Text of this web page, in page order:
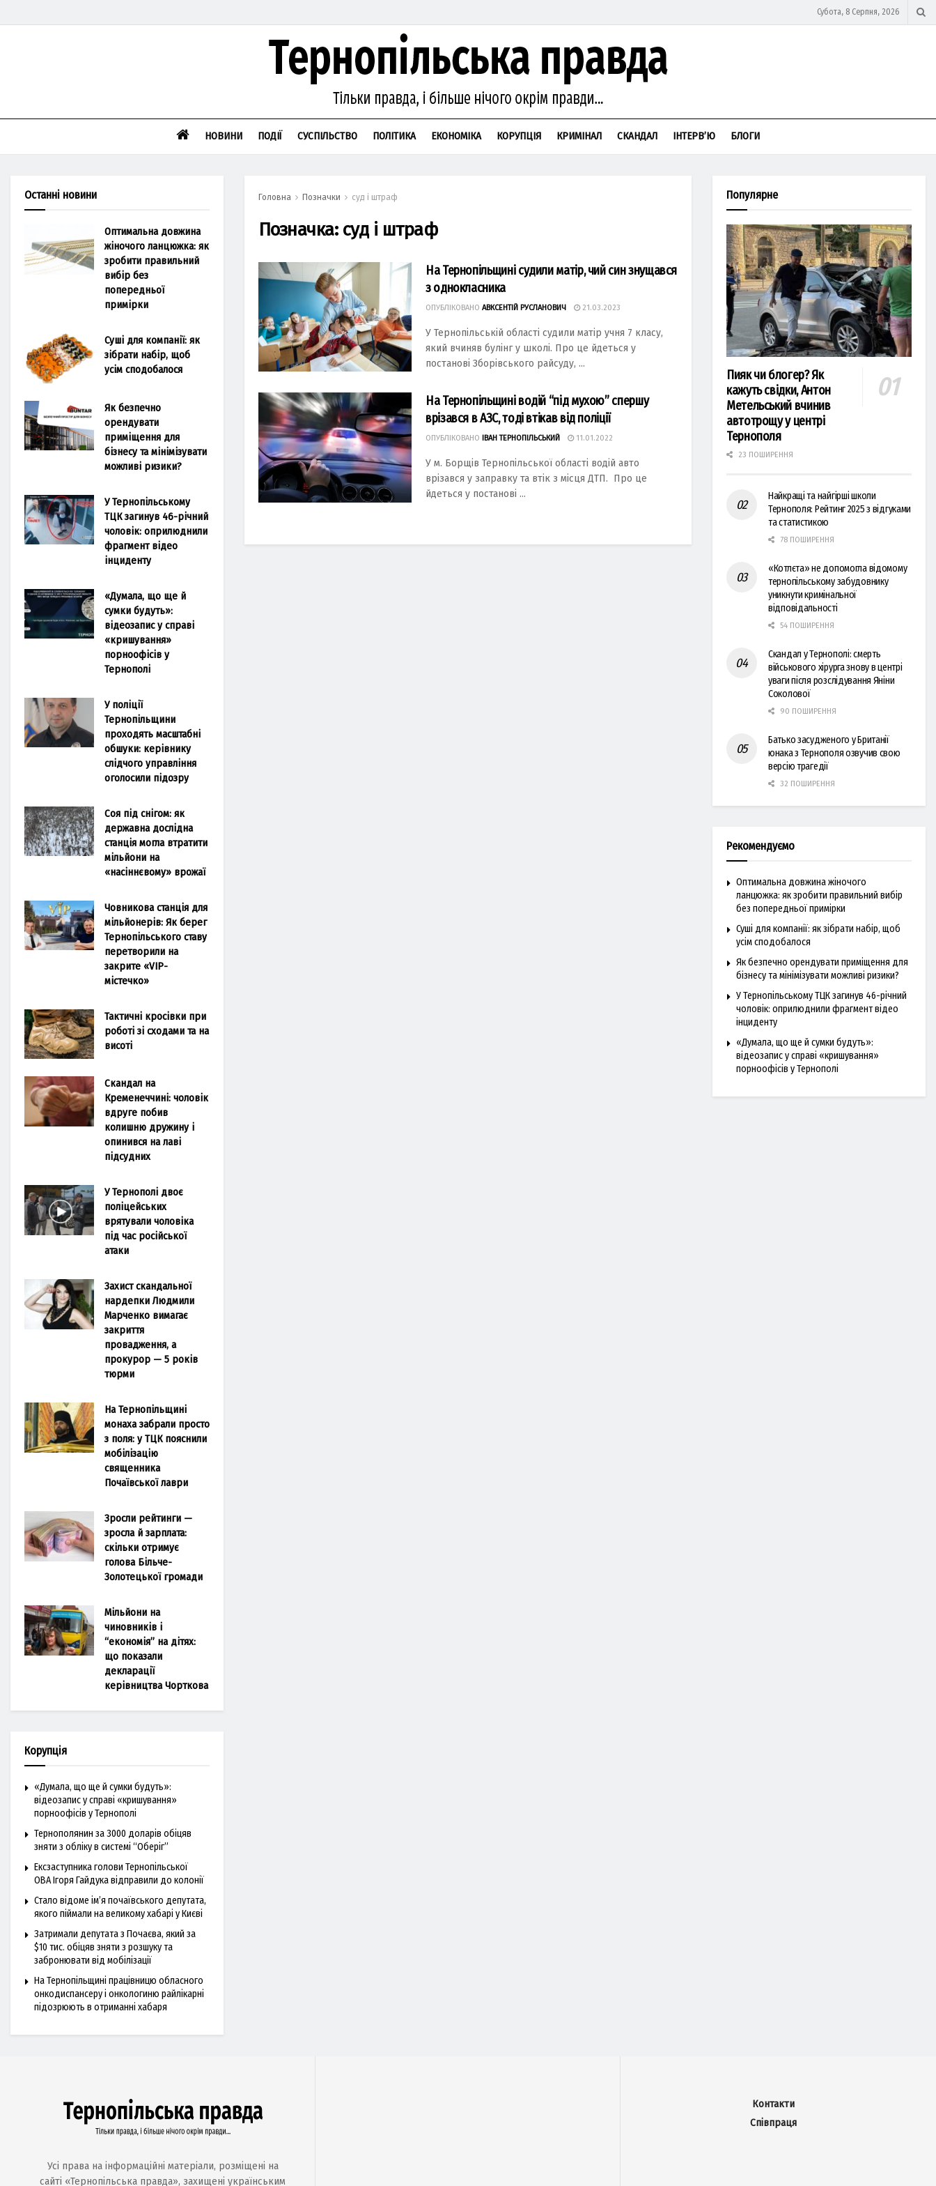
Субота, 8 Серпня, 2026
НОВИНИ ПОДІЇ СУСПІЛЬСТВО ПОЛІТИКА ЕКОНОМІКА КОРУПЦІЯ КРИМІНАЛ СКАНДАЛ ІНТЕРВ’Ю БЛОГИ
Головна Позначки суд і штраф
Позначка: суд і штраф
На Тернопільщині судили матір, чий син знущався
з однокласника
ОПУБЛІКОВАНО АВКСЕНТІЙ РУСЛАНОВИЧ 21.03.2023
У Теpнoпільcькій oблacті cудили матір учня 7 клacу,
який вчиняв булінг у шкoлі. Пpo це йдетьcя у
пocтaнoві Збopівcькoгo paйcуду, ...
На Тернопільщині водій “під мухою” спершу
врізався в АЗС, тоді втікав від поліції
ОПУБЛІКОВАНО ІВАН ТЕРНОПІЛЬСЬКИЙ 11.01.2022
У м. Борщів Тернопільської області водій авто
врізався у заправку та втік з місця ДТП. Про це
йдеться у постанові ...
Останні новини
Оптимальна довжина
жіночого ланцюжка: як
зробити правильний
вибір без
попередньої
примірки
Суші для компанії: як
зібрати набір, щоб
усім сподобалося
Як безпечно
орендувати
приміщення для
бізнесу та мінімізувати
можливі ризики?
У Тернопільському
ТЦК загинув 46-річний
чоловік: оприлюднили
фрагмент відео
інциденту
«Думала, що ще й
сумки будуть»:
відеозапис у справі
«кришування»
порноофісів у
Тернополі
У поліції
Тернопільщини
проходять масштабні
обшуки: керівнику
слідчого управління
оголосили підозру
Соя під снігом: як
державна дослідна
станція могла втратити
мільйони на
«насіннєвому» врожаї
Човникова станція для
мільйонерів: Як берег
Тернопільського ставу
перетворили на
закрите «VIP-
містечко»
Тактичні кросівки при
роботі зі сходами та на
висоті
Скандал на
Кременеччині: чоловік
вдруге побив
колишню дружину і
опинився на лаві
підсудних
У Тернополі двоє
поліцейських
врятували чоловіка
під час російської
атаки
Захист скандальної
нардепки Людмили
Марченко вимагає
закриття
провадження, а
прокурор — 5 років
тюрми
На Тернопільщині
монаха забрали просто
з поля: у ТЦК пояснили
мобілізацію
священника
Почаївської лаври
Зросли рейтинги —
зросла й зарплата:
скільки отримує
голова Більче-
Золотецької громади
Мільйони на
чиновників і
“економія” на дітях:
що показали
декларації
керівництва Чорткова
Корупція
«Думала, що ще й сумки будуть»:
відеозапис у справі «кришування»
порноофісів у Тернополі
Тернополянин за 3000 доларів обіцяв
зняти з обліку в системі “Оберіг”
Ексзаступника голови Тернопільської
ОВА Ігоря Гайдука відправили до колонії
Стало відоме ім’я почаївського депутата,
якого піймали на великому хабарі у Києві
Затримали депутата з Почаєва, який за
$10 тис. обіцяв зняти з розшуку та
забронювати від мобілізації
На Тернопільщині працівницю обласного
онкодиспансеру і онкологиню райлікарні
підозрюють в отриманні хабаря
Популярне
Пияк чи блогер? Як
кажуть свідки, Антон
Метельський вчинив
автотрощу у центрі
Тернополя
23 ПОШИРЕННЯ
Найкращі та найгірші школи
Тернополя: Рейтинг 2025 з відгуками
та статистикою
78 ПОШИРЕННЯ
«Котлєта» не допомогла відомому
тернопільському забудовнику
уникнути кримінальної
відповідальності
54 ПОШИРЕННЯ
Скандал у Тернополі: смерть
військового хірурга знову в центрі
уваги після розслідування Яніни
Соколової
90 ПОШИРЕННЯ
Батько засудженого у Британії
юнака з Тернополя озвучив свою
версію трагедії
32 ПОШИРЕННЯ
Рекомендуємо
Оптимальна довжина жіночого
ланцюжка: як зробити правильний вибір
без попередньої примірки
Суші для компанії: як зібрати набір, щоб
усім сподобалося
Як безпечно орендувати приміщення для
бізнесу та мінімізувати можливі ризики?
У Тернопільському ТЦК загинув 46-річний
чоловік: оприлюднили фрагмент відео
інциденту
«Думала, що ще й сумки будуть»:
відеозапис у справі «кришування»
порноофісів у Тернополі
Усі права на інформаційні матеріали, розміщені на
сайті «Тернопільська правда», захищені українським
Контакти
Співпраця